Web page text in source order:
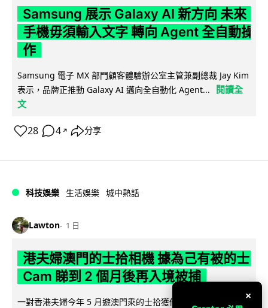
Samsung 展示 Galaxy AI 新方向 未來
手機毋須輸入文字 轉向 Agent 全自動操
作
Samsung 電子 MX 部門顧客體驗辦公室主管兼副總裁 Jay Kim
表示，品牌正推動 Galaxy AI 邁向全自動化 Agent...
閱讀全
文
28 4 ↗ 分享
科技娛樂 生活娛樂 城中熱話
Lawton 1 日
港夫婦澳門的士拾相機 據為己有被的士
Cam 睇到 2 個月後再入境被捕
一對香港夫婦今年 5 月遊澳門乘的士拾獲他人遺留相機及電
×